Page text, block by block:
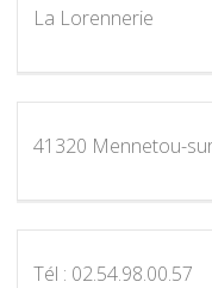
La Lorennerie
41320 Mennetou-
Tél : 02.54.98.00.57